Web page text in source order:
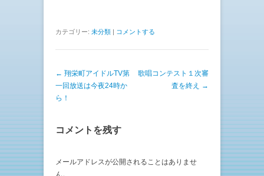
カテゴリー: 未分類 | コメントする
投稿ナビゲーション
← 翔栄町アイドルTV第
一回放送は今夜24時か
ら！
歌唱コンテスト１次審
査を終え
→
コメントを残す
メールアドレスが公開されることはありませ
ん。